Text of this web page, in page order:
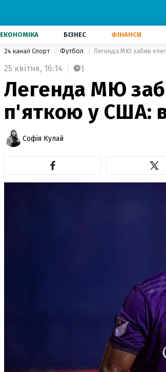
ЕКОНОМІКА БІЗНЕС ФІНАНСИ
24 канал Спорт Футбол Легенда МЮ забив
25 квітня, 16:14 1
Легенда МЮ
п'яткою у США:
Софія Кулай